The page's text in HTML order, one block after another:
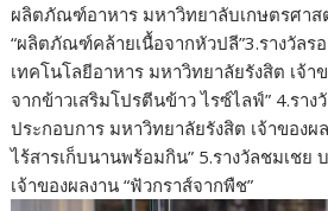
ผลิตภัณฑ์อาหาร มหาวิทยาลับเกษตรศาส
“ผลิตภัณฑ์คล้ายเนื้อจากหัวปลี”3.รางวัล
เทคโนโลยีอาหาร มหาวิทยาลัยรังสิต เจ้า
จากข้าวเสริมโปรตีนข้าว ไรซ์ไลฟ์” 4.รา
ประกอบการ มหาวิทยาลัยรังสิต เจ้าของ
ไร้สารเก็บนานพร้อมกิน” 5.รางวัลชมเชย
เจ้าของผลงาน “ฟัวกราส์จากพืช”